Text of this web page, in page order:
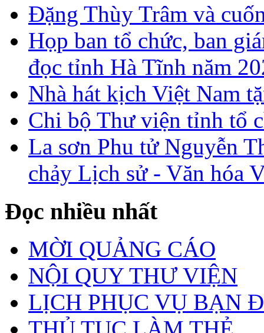
Đặng Thùy Trâm và
Họp ban tổ chức, ban
đọc tỉnh Hà Tĩnh năm
Nhà hát kịch Việt Nam
Chi bộ Thư viện tỉnh tổ
La sơn Phu tử Nguyễn
chảy Lịch sử - Văn hóa
Đọc nhiều nhất
MỜI QUẢNG CÁO
NỘI QUY THƯ VIỆN
LỊCH PHỤC VỤ BẠN